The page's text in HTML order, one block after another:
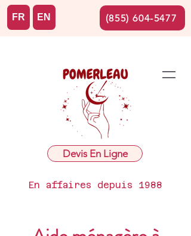
Devis En Ligne
En affaires depuis 1988
FR EN (855) 604-5477